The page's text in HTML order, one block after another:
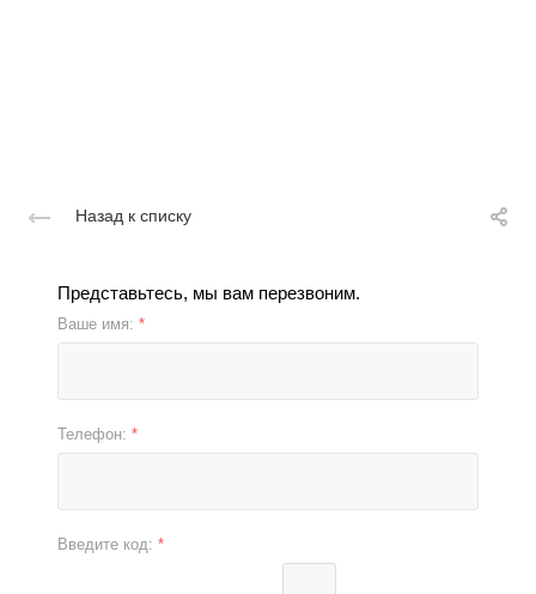
Назад к списку
Представьтесь, мы вам перезвоним.
Ваше имя: *
Телефон: *
Введите код: *